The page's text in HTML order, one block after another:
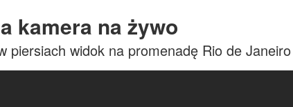
kamera na żywo
piersiach widok na promenadę Rio de Janeiro